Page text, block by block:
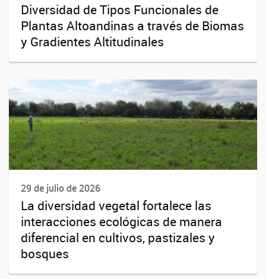
Diversidad de Tipos Funcionales de
Plantas Altoandinas a través de Biomas
y Gradientes Altitudinales
29 de julio de 2026
La diversidad vegetal fortalece las
interacciones ecológicas de manera
diferencial en cultivos, pastizales y
bosques